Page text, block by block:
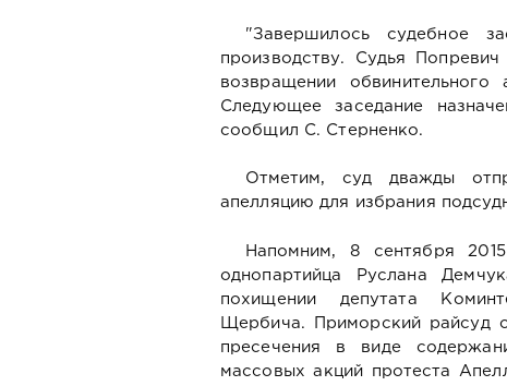
"Завершилось судебное
производству. Судья
возвращении
Следующее заседание
сообщил С. Стерненко.
Отметим, суд дважды
апелляцию для избрания
Напомним, 8 сентября
однопартийца Руслана
похищении депутата
Щербича. Приморский райсуд
пресечения в виде
массовых акций протеста